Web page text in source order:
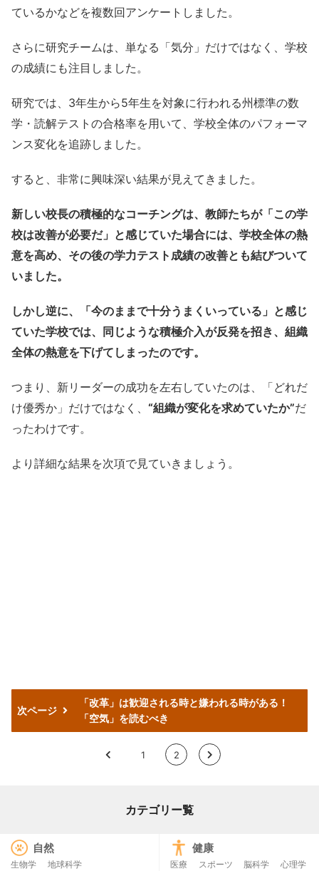
ているかなどを複数回アンケートしました。
さらに研究チームは、単なる「気分」だけではなく、学校
の成績にも注目しました。
研究では、3年生から5年生を対象に行われる州標準の数
学・読解テストの合格率を用いて、学校全体のパフォーマ
ンス変化を追跡しました。
すると、非常に興味深い結果が見えてきました。
新しい校長の積極的なコーチングは、教師たちが「この学
校は改善が必要だ」と感じていた場合には、学校全体の熱
意を高め、その後の学力テスト成績の改善とも結びついて
いました。
しかし逆に、「今のままで十分うまくいっている」と感じ
ていた学校では、同じような積極介入が反発を招き、組織
全体の熱意を下げてしまったのです。
つまり、新リーダーの成功を左右していたのは、「どれだ
け優秀か」だけではなく、 “組織が変化を求めていたか”だ
ったわけです。
より詳細な結果を次項で見ていきましょう。
次ページ
「改革」は歓迎される時と嫌われる時がある！
「空気」を読むべき
< 1 2 >
カテゴリー覧
自然
生物学 地球科学
健康
医療 スポーツ 脳科学 心理学